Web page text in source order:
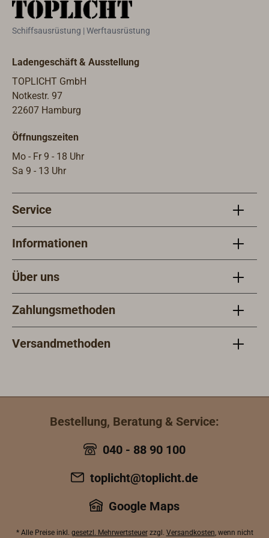
klicken Sie einfach auf die
stehenden Tabelle.Weitere Größe
Schiffsausrüstung | Werftausrüstung
Ladengeschäft & Ausstellung
TOPLICHT GmbH
Notkestr. 97
22607 Hamburg
Öffnungszeiten
Mo - Fr 9 - 18 Uhr
Sa 9 - 13 Uhr
Service
Informationen
Über uns
Zahlungsmethoden
Versandmethoden
Bestellung, Beratung & Service:
040 - 88 90 100
toplicht@toplicht.de
Google Maps
* Alle Preise inkl. gesetzl. Mehrwertsteuerzzgl. Versandkosten, wenn nicht